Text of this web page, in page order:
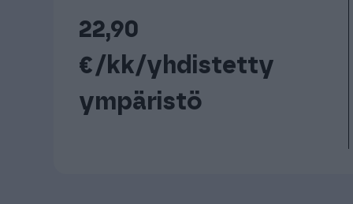
22,90
€/kk/yhdistetty
ympäristö